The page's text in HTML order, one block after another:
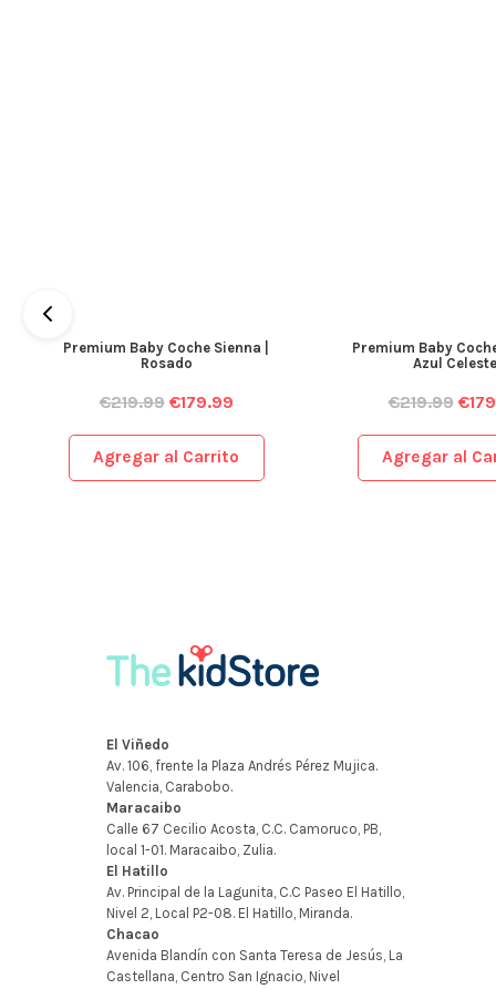
Premium Baby Coche Sienna |
Rosado
€219.99 €179.99
Agregar al Carrito
Premium Baby
Azul Celeste
€219.99 €
Agregar al